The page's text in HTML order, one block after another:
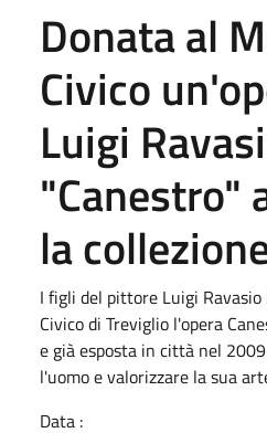
Donata al
Civico
Luigi
"Canestro"
la
I figli del pittore Luigi
Civico di Treviglio l'opera
e già esposta in città nel
l'uomo e valorizzare la sua
Data :